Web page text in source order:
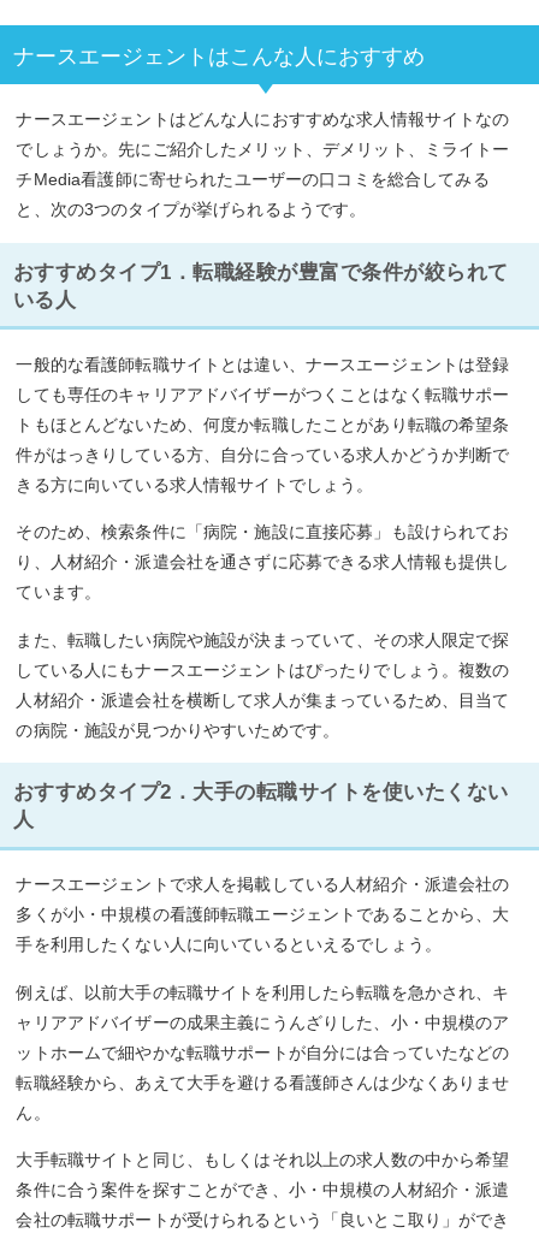
ナースエージェントはこんな人におすすめ
ナースエージェントはどんな人におすすめな求人情報サイトなの
でしょうか。先にご紹介したメリット、デメリット、ミライトー
チMedia看護師に寄せられたユーザーの口コミを総合してみる
と、次の3つのタイプが挙げられるようです。
おすすめタイプ1．転職経験が豊富で条件が絞られて
いる人
一般的な看護師転職サイトとは違い、ナースエージェントは登録
しても専任のキャリアアドバイザーがつくことはなく転職サポー
トもほとんどないため、何度か転職したことがあり転職の希望条
件がはっきりしている方、自分に合っている求人かどうか判断で
きる方に向いている求人情報サイトでしょう。
そのため、検索条件に「病院・施設に直接応募」も設けられてお
り、人材紹介・派遣会社を通さずに応募できる求人情報も提供し
ています。
また、転職したい病院や施設が決まっていて、その求人限定で探
している人にもナースエージェントはぴったりでしょう。複数の
人材紹介・派遣会社を横断して求人が集まっているため、目当て
の病院・施設が見つかりやすいためです。
おすすめタイプ2．大手の転職サイトを使いたくない
人
ナースエージェントで求人を掲載している人材紹介・派遣会社の
多くが小・中規模の看護師転職エージェントであることから、大
手を利用したくない人に向いているといえるでしょう。
例えば、以前大手の転職サイトを利用したら転職を急かされ、キ
ャリアアドバイザーの成果主義にうんざりした、小・中規模のア
ットホームで細やかな転職サポートが自分には合っていたなどの
転職経験から、あえて大手を避ける看護師さんは少なくありませ
ん。
大手転職サイトと同じ、もしくはそれ以上の求人数の中から希望
条件に合う案件を探すことができ、小・中規模の人材紹介・派遣
会社の転職サポートが受けられるという「良いとこ取り」ができ